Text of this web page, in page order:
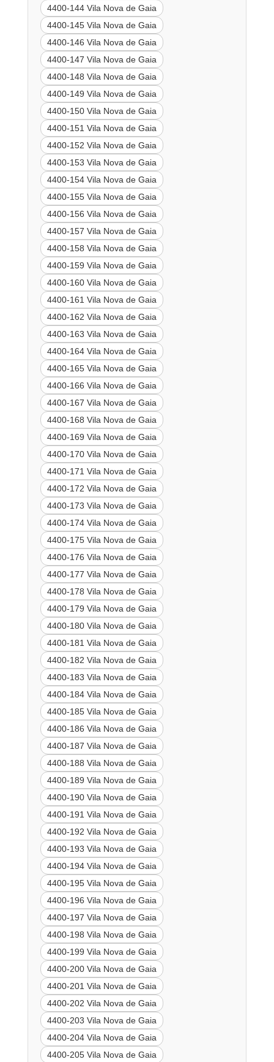
4400-144 Vila Nova de Gaia
4400-145 Vila Nova de Gaia
4400-146 Vila Nova de Gaia
4400-147 Vila Nova de Gaia
4400-148 Vila Nova de Gaia
4400-149 Vila Nova de Gaia
4400-150 Vila Nova de Gaia
4400-151 Vila Nova de Gaia
4400-152 Vila Nova de Gaia
4400-153 Vila Nova de Gaia
4400-154 Vila Nova de Gaia
4400-155 Vila Nova de Gaia
4400-156 Vila Nova de Gaia
4400-157 Vila Nova de Gaia
4400-158 Vila Nova de Gaia
4400-159 Vila Nova de Gaia
4400-160 Vila Nova de Gaia
4400-161 Vila Nova de Gaia
4400-162 Vila Nova de Gaia
4400-163 Vila Nova de Gaia
4400-164 Vila Nova de Gaia
4400-165 Vila Nova de Gaia
4400-166 Vila Nova de Gaia
4400-167 Vila Nova de Gaia
4400-168 Vila Nova de Gaia
4400-169 Vila Nova de Gaia
4400-170 Vila Nova de Gaia
4400-171 Vila Nova de Gaia
4400-172 Vila Nova de Gaia
4400-173 Vila Nova de Gaia
4400-174 Vila Nova de Gaia
4400-175 Vila Nova de Gaia
4400-176 Vila Nova de Gaia
4400-177 Vila Nova de Gaia
4400-178 Vila Nova de Gaia
4400-179 Vila Nova de Gaia
4400-180 Vila Nova de Gaia
4400-181 Vila Nova de Gaia
4400-182 Vila Nova de Gaia
4400-183 Vila Nova de Gaia
4400-184 Vila Nova de Gaia
4400-185 Vila Nova de Gaia
4400-186 Vila Nova de Gaia
4400-187 Vila Nova de Gaia
4400-188 Vila Nova de Gaia
4400-189 Vila Nova de Gaia
4400-190 Vila Nova de Gaia
4400-191 Vila Nova de Gaia
4400-192 Vila Nova de Gaia
4400-193 Vila Nova de Gaia
4400-194 Vila Nova de Gaia
4400-195 Vila Nova de Gaia
4400-196 Vila Nova de Gaia
4400-197 Vila Nova de Gaia
4400-198 Vila Nova de Gaia
4400-199 Vila Nova de Gaia
4400-200 Vila Nova de Gaia
4400-201 Vila Nova de Gaia
4400-202 Vila Nova de Gaia
4400-203 Vila Nova de Gaia
4400-204 Vila Nova de Gaia
4400-205 Vila Nova de Gaia